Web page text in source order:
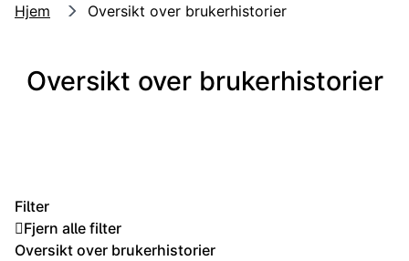
Hjem Oversikt over brukerhistorier
Oversikt over brukerhistorier
Filter
Fjern alle filter
Oversikt over brukerhistorier